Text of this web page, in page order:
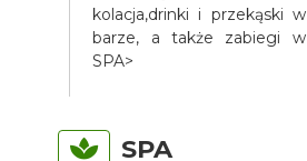
kolacja,drinki i przekąski w
barze, a także zabiegi w
SPA>
SPA